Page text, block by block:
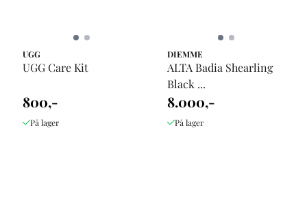
UGG
UGG Care Kit
800,-
På lager
DIEMME
ALTA Badia Shearling
Black ...
8.000,-
På lager